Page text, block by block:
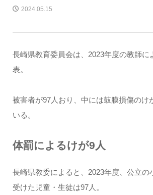
2024.05.15
長崎県教育委員会は、2023年度の教師に
表。
被害者が97人おり、中には鼓膜損傷のけ
いる。
体罰によるけが9人
長崎県教委によると、2023年度、公立の
受けた児童・生徒は97人。